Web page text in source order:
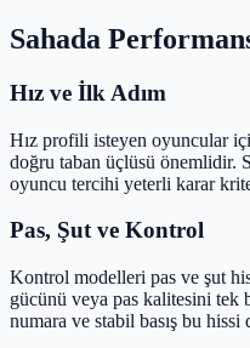
Sahada
Hız ve İlk Adım
Hız profili isteyen oyuncular
doğru taban üçlüsü önemlidir.
oyuncu tercihi yeterli karar
Pas, Şut ve Kontrol
Kontrol modelleri pas ve şut
gücünü veya pas kalitesini tek
numara ve stabil basış bu hissi